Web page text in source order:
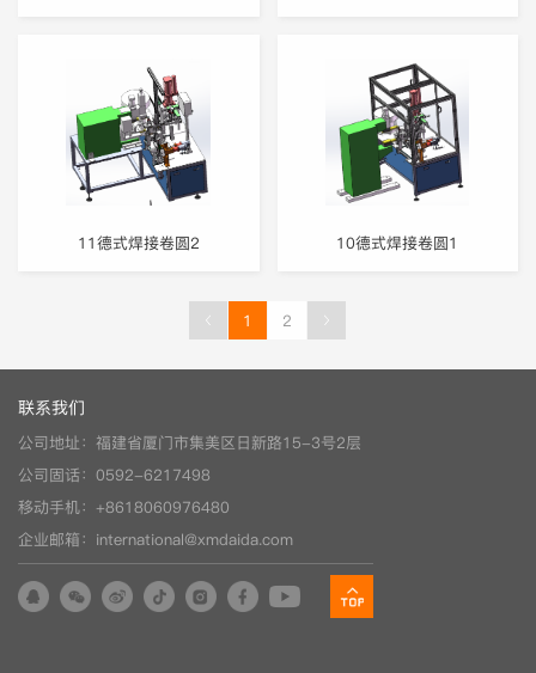
11德式焊接卷圆2 10德式焊接卷圆1
1(current)
2
联系我们
公司地址：福建省厦门市集美区日新路15-3号2层
公司固话：0592-6217498
移动手机：+8618060976480
企业邮箱：international@xmdaida.com